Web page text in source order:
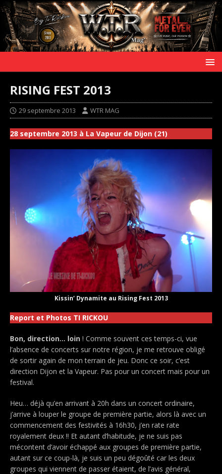
RISING FEST 2013
29 septembre 2013 WTR MAG
28 septembre 2013 à La Vapeur de Dijon (21)
Kissin’ Dynamite au Rising Fest 2013
Report et Photos TI RICKOU
Bon, direction… loin ! Comme souvent ces temps-ci, vue
l’absence de concerts sur notre région, je me retrouve obligé
de sortir again de mon terrain de jeu. Donc ce soir, c’est
direction Dijon et la Vapeur. Pas pour un concert mais pour un
festival.
Heu… déjà qu’en arrivant à 20h dans un concert ordinaire,
j’arrive à louper le groupe de première partie, alors là avec un
commencement des festivités à 16h30, j’en rate rate
royalement deux !! Et autant d’habitude, je ne suis pas
mécontent d’avoir échappé aux groupes de première partie,
autant sur ce coup-là, je suis un peu dégoûté car les deux
groupes qui viennent de passer étaient, de l’avis général,